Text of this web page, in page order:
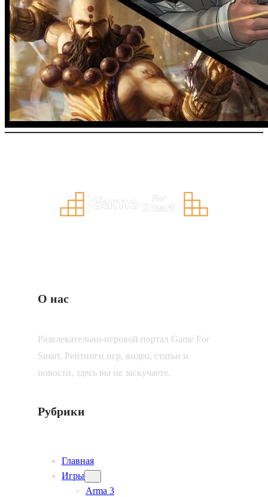
О нас
Развлекательно-игровой портал Game For
Smart. Рейтинги игр, видео, статьи и
новости, здесь вы не заскучаете.
Рубрики
Главная
Игры
Arma 3